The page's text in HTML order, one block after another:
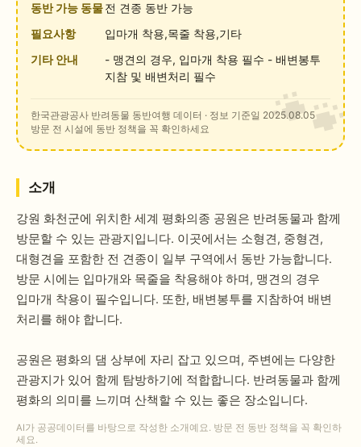
동반 가능 동물전 견종 동반 가능
필요사항
입마개 착용,목줄 착용,기타
기타 안내
- 맹견의 경우, 입마개 착용 필수 - 배변봉투
지참 및 배변처리 필수
한국관광공사 반려동물 동반여행 데이터 · 정보 기준일 2025.08.05
방문 전 시설에 동반 정책을 꼭 확인하세요
소개
강원 화천군에 위치한 세계 평화의종 공원은 반려동물과 함께
방문할 수 있는 관광지입니다. 이곳에서는 소형견, 중형견,
대형견을 포함한 전 견종이 일부 구역에서 동반 가능합니다.
방문 시에는 입마개와 목줄을 착용해야 하며, 맹견의 경우
입마개 착용이 필수입니다. 또한, 배변봉투를 지참하여 배변
처리를 해야 합니다.
공원은 평화의 댐 상부에 자리 잡고 있으며, 주변에는 다양한
관광지가 있어 함께 탐방하기에 적합합니다. 반려동물과 함께
평화의 의미를 느끼며 산책할 수 있는 좋은 장소입니다.
AI가 공공데이터를 바탕으로 작성한 소개예요. 방문 전 동반 정책을 꼭 확인하
세요.